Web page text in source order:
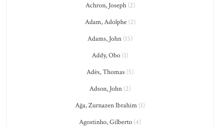
Achron, Joseph(2)
Adam, Adolphe(2)
Adams, John (15)
Addy, Obo (1)
Adès, Thomas (5)
Adson, John (2)
Ağa, Zurnazen Ibrahim (1)
Agostinho, Gilberto (4)